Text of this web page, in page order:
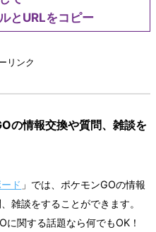
とURLをコピー
リンク
の情報交換や質問、雑談を
ド 」では、ポケモンGOの情報
雑談をすることができます。
に関する話題なら何でもOK！